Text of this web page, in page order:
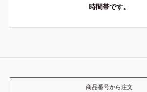
時間帯です。
商品番号から注文